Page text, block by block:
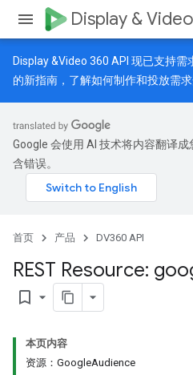
Display &
Display &Video 360 API 现已支持
的新指南 ，了解如何制作和投放需
Google 会使用 AI 技术将内容翻译
含错误。
首页 产品 DV360 API
REST Resource:
bookmark_border
本页内容
资源：GoogleAudience